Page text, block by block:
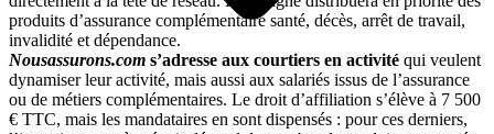
produits d’assurance complémentaire santé, décès, arrêt de travail,
invalidité et dépendance.
Nousassurons.com s’adresse aux courtiers en activité qui veulent
dynamiser leur activité, mais aussi aux salariés issus de l’assurance
ou de métiers complémentaires. Le droit d’affiliation s’élève à 7 500
€ TTC, mais les mandataires en sont dispensés : pour ces derniers,